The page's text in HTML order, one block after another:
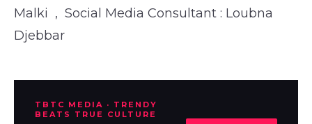
Malki , Social Media Consultant : Loubna
Djebbar
TBTC MEDIA · TRENDY
BEATS TRUE CULTURE